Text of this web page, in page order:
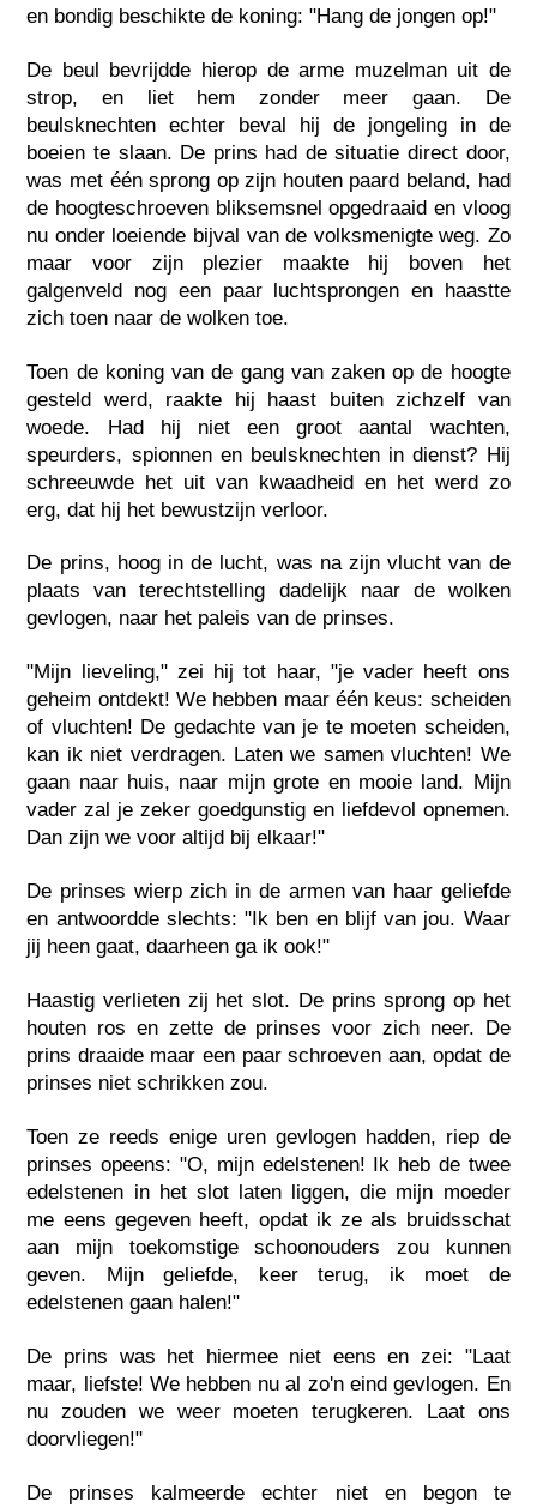
en bondig beschikte de koning: "Hang de jongen op!"
De beul bevrijdde hierop de arme muzelman uit de
strop, en liet hem zonder meer gaan. De
beulsknechten echter beval hij de jongeling in de
boeien te slaan. De prins had de situatie direct door,
was met één sprong op zijn houten paard beland, had
de hoogteschroeven bliksemsnel opgedraaid en vloog
nu onder loeiende bijval van de volksmenigte weg. Zo
maar voor zijn plezier maakte hij boven het
galgenveld nog een paar luchtsprongen en haastte
zich toen naar de wolken toe.
Toen de koning van de gang van zaken op de hoogte
gesteld werd, raakte hij haast buiten zichzelf van
woede. Had hij niet een groot aantal wachten,
speurders, spionnen en beulsknechten in dienst? Hij
schreeuwde het uit van kwaadheid en het werd zo
erg, dat hij het bewustzijn verloor.
De prins, hoog in de lucht, was na zijn vlucht van de
plaats van terechtstelling dadelijk naar de wolken
gevlogen, naar het paleis van de prinses.
"Mijn lieveling," zei hij tot haar, "je vader heeft ons
geheim ontdekt! We hebben maar één keus: scheiden
of vluchten! De gedachte van je te moeten scheiden,
kan ik niet verdragen. Laten we samen vluchten! We
gaan naar huis, naar mijn grote en mooie land. Mijn
vader zal je zeker goedgunstig en liefdevol opnemen.
Dan zijn we voor altijd bij elkaar!"
De prinses wierp zich in de armen van haar geliefde
en antwoordde slechts: "Ik ben en blijf van jou. Waar
jij heen gaat, daarheen ga ik ook!"
Haastig verlieten zij het slot. De prins sprong op het
houten ros en zette de prinses voor zich neer. De
prins draaide maar een paar schroeven aan, opdat de
prinses niet schrikken zou.
Toen ze reeds enige uren gevlogen hadden, riep de
prinses opeens: "O, mijn edelstenen! Ik heb de twee
edelstenen in het slot laten liggen, die mijn moeder
me eens gegeven heeft, opdat ik ze als bruidsschat
aan mijn toekomstige schoonouders zou kunnen
geven. Mijn geliefde, keer terug, ik moet de
edelstenen gaan halen!"
De prins was het hiermee niet eens en zei: "Laat
maar, liefste! We hebben nu al zo'n eind gevlogen. En
nu zouden we weer moeten terugkeren. Laat ons
doorvliegen!"
De prinses kalmeerde echter niet en begon te